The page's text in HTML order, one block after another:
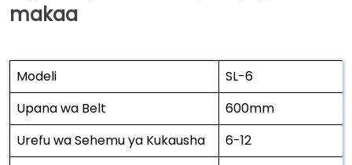
makaa
Modeli
SL-6
Upana wa Belt
600mm
Urefu wa Sehemu ya Kukausha
6-12